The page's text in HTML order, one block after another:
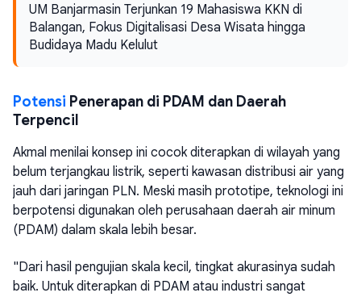
UM Banjarmasin Terjunkan 19 Mahasiswa KKN di
Balangan, Fokus Digitalisasi Desa Wisata hingga
Budidaya Madu Kelulut
Potensi Penerapan di PDAM dan Daerah
Terpencil
Akmal menilai konsep ini cocok diterapkan di wilayah yang
belum terjangkau listrik, seperti kawasan distribusi air yang
jauh dari jaringan PLN. Meski masih prototipe, teknologi ini
berpotensi digunakan oleh perusahaan daerah air minum
(PDAM) dalam skala lebih besar.
"Dari hasil pengujian skala kecil, tingkat akurasinya sudah
baik. Untuk diterapkan di PDAM atau industri sangat